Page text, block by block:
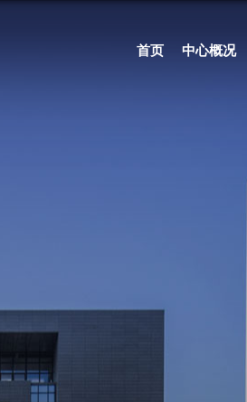
首页 中心概况